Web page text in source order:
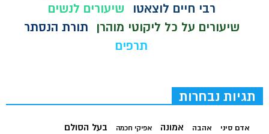
רבי חיים לוצאטו
שיעורים לנשים
שיעורים על כל ליקוטי מוהרן
תורת הנסתר
תרפים
תגיות נבחרות
אדם סיני אהבה אמונה אפיקי חכמה בעל הסולם